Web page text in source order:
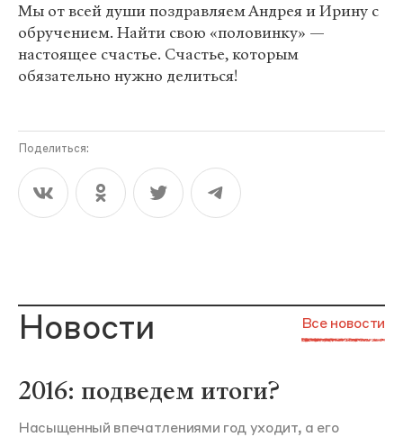
Мы от всей души поздравляем Андрея и Ирину с
обручением. Найти свою «половинку» —
настоящее счастье. Счастье, которым
обязательно нужно делиться!
Поделиться:
Новости Все новости
2016: подведем итоги?
Насыщенный впечатлениями год уходит, а его